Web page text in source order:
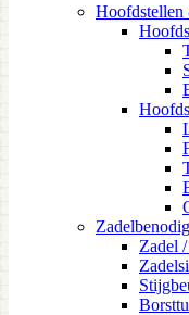
Hoofdstellen
Zadel